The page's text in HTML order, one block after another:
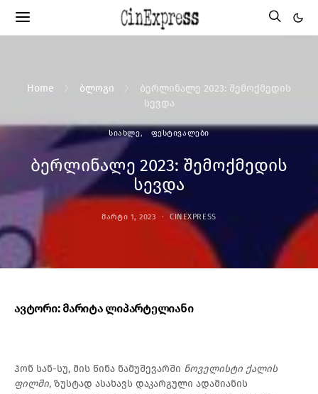
Home ბლოგი
ბერლინალე 2023: შემოქმედის
სევდა
ᲡᲘᲐᲮᲚᲔ ᲤᲔᲡᲢᲘᲕᲐᲚᲔᲑᲘ
ბერლინალე 2023: შემოქმედის
სევდა
ᲛᲐᲠᲢᲘ 1, 2023 CINEXPRESS
ავტორი: მარიტა ლიპარტელიანი
ჰონ სან-სუ, მის წინა ნამუშევარში ნოველისტი ქალის
ფილმი, ზუსტად ასახავს დაკარგული ადამიანის